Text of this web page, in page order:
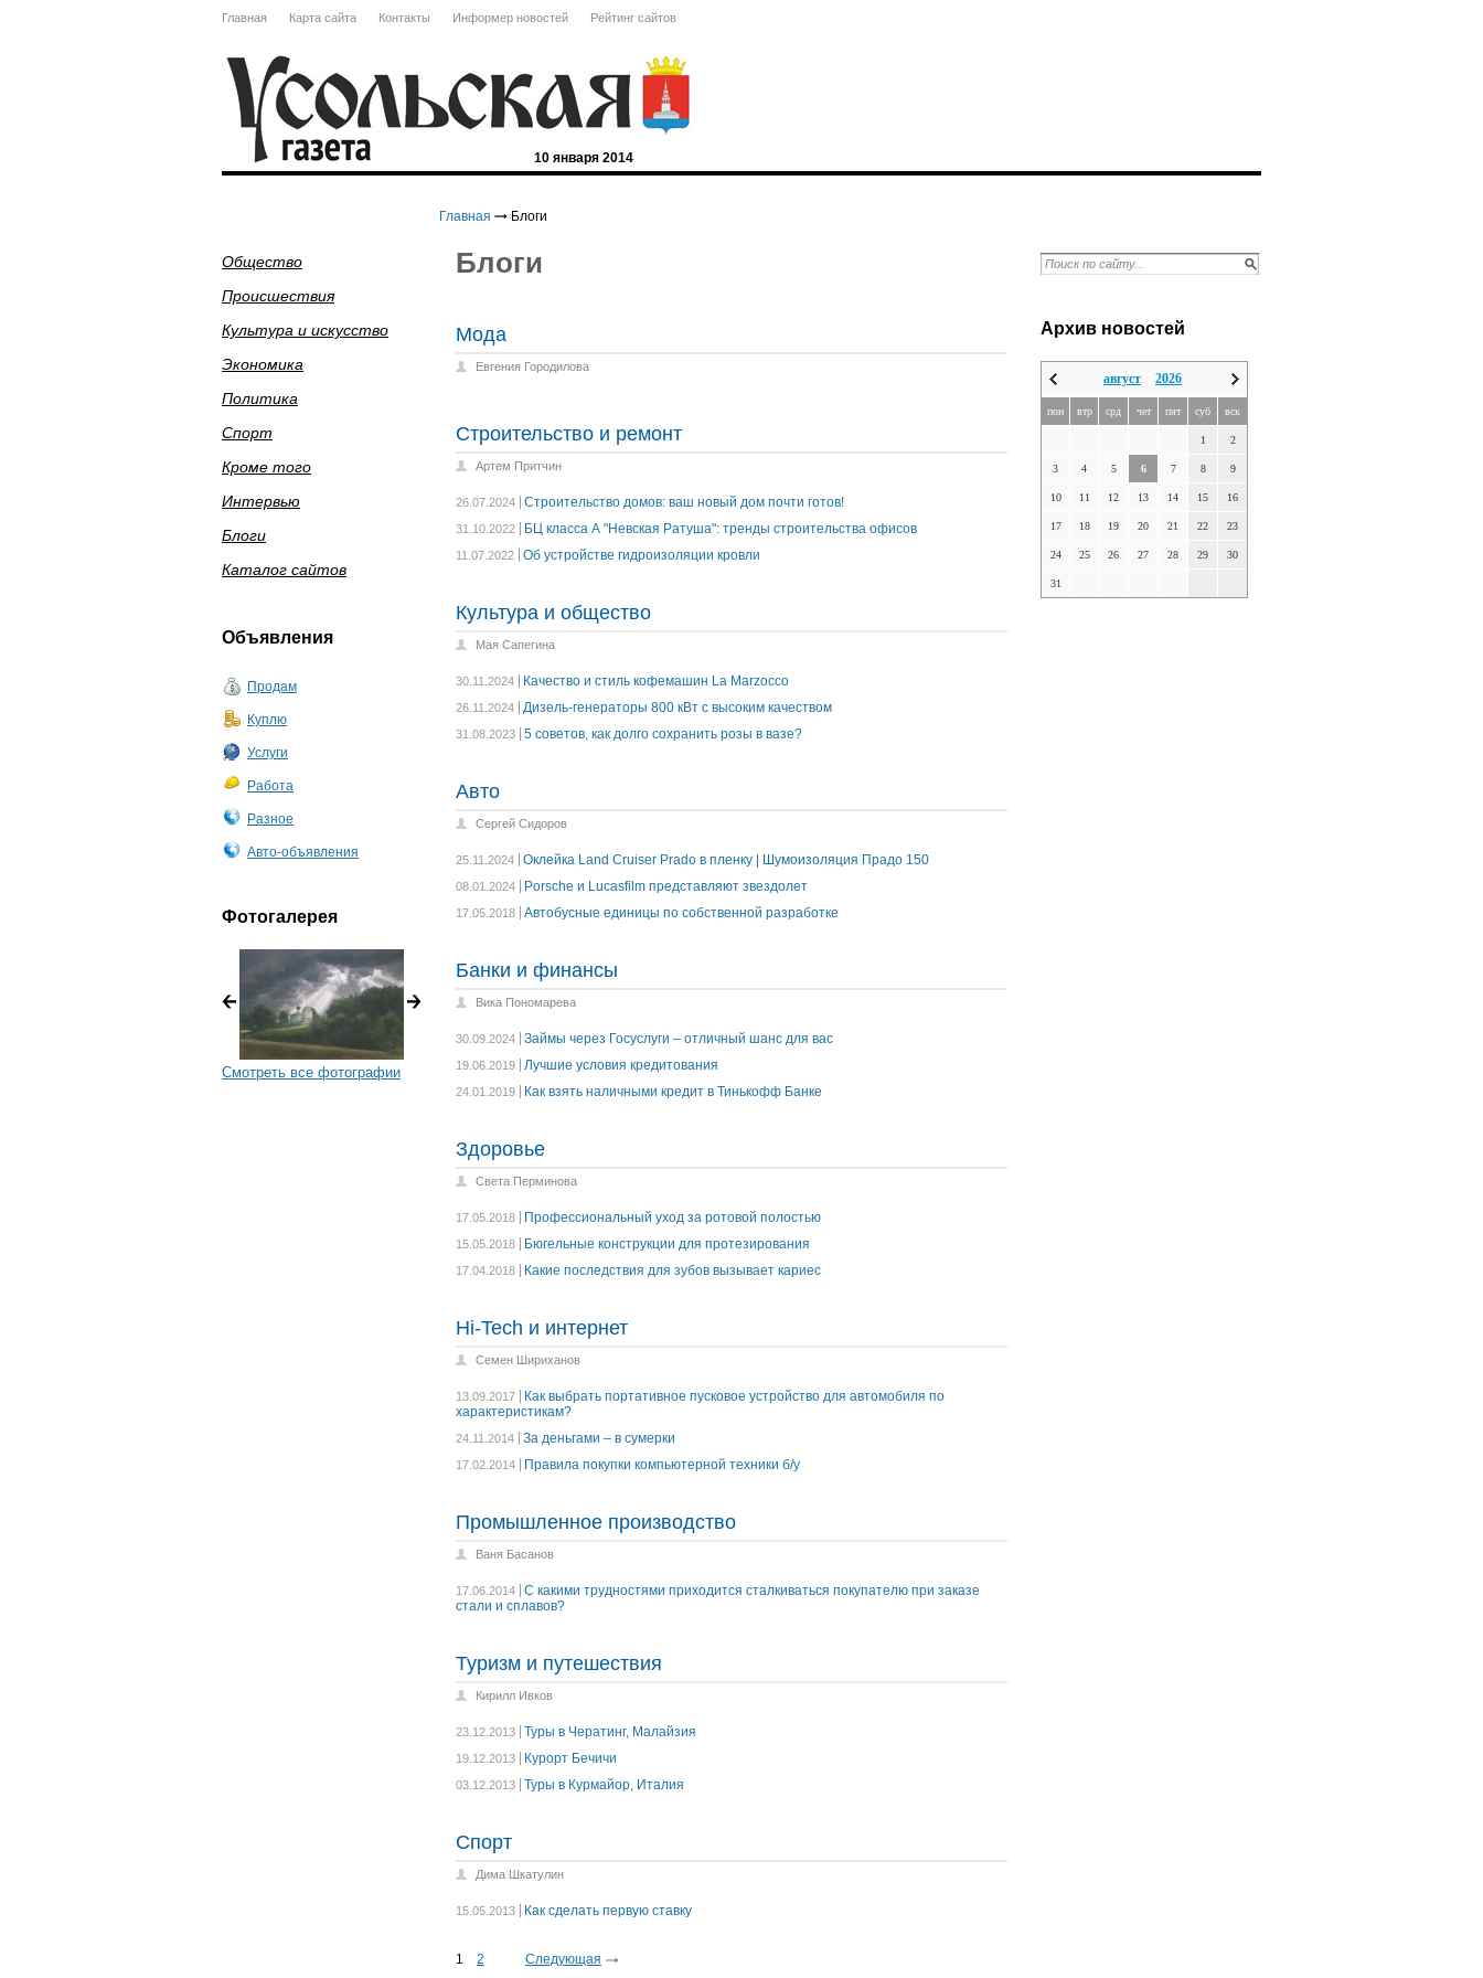
Главная Карта сайта Контакты Информер новостей Рейтинг сайтов
10 января 2014
Общество
Происшествия
Культура и искусство
Экономика
Политика
Спорт
Кроме того
Интервью
Блоги
Каталог сайтов
Объявления
Продам
Куплю
Услуги
Работа
Разное
Авто-объявления
Фотогалерея
Смотреть все фотографии
Главная Блоги
Блоги
Мода
Евгения Городилова
Строительство и ремонт
Артем Притчин
26.07.2024 Строительство домов: ваш новый дом почти готов!
31.10.2022 БЦ класса А "Невская Ратуша": тренды строительства офисов
11.07.2022 Об устройстве гидроизоляции кровли
Культура и общество
Мая Сапегина
30.11.2024 Качество и стиль кофемашин La Marzocco
26.11.2024 Дизель-генераторы 800 кВт с высоким качеством
31.08.2023 5 советов, как долго сохранить розы в вазе?
Авто
Сергей Сидоров
25.11.2024 Оклейка Land Cruiser Prado в пленку | Шумоизоляция Прадо 150
08.01.2024 Porsche и Lucasfilm представляют звездолет
17.05.2018 Автобусные единицы по собственной разработке
Банки и финансы
Вика Пономарева
30.09.2024 Займы через Госуслуги – отличный шанс для вас
19.06.2019 Лучшие условия кредитования
24.01.2019 Как взять наличными кредит в Тинькофф Банке
Здоровье
Света Перминова
17.05.2018 Профессиональный уход за ротовой полостью
15.05.2018 Бюгельные конструкции для протезирования
17.04.2018 Какие последствия для зубов вызывает кариес
Hi-Tech и интернет
Семен Шириханов
13.09.2017
Как выбрать портативное пусковое устройство для автомобиля по
характеристикам?
24.11.2014 За деньгами – в сумерки
17.02.2014 Правила покупки компьютерной техники б/у
Промышленное производство
Ваня Басанов
17.06.2014
С какими трудностями приходится сталкиваться покупателю при заказе
стали и сплавов?
Туризм и путешествия
Кирилл Ивков
23.12.2013 Туры в Чератинг, Малайзия
19.12.2013 Курорт Бечичи
03.12.2013 Туры в Курмайор, Италия
Спорт
Дима Шкатулин
15.05.2013 Как сделать первую ставку
1 2 Следующая
Архив новостей
август 2026
пон втр срд чет пят суб вск
1 2
3 4 5 6 7 8 9
10 11 12 13 14 15 16
17 18 19 20 21 22 23
24 25 26 27 28 29 30
31